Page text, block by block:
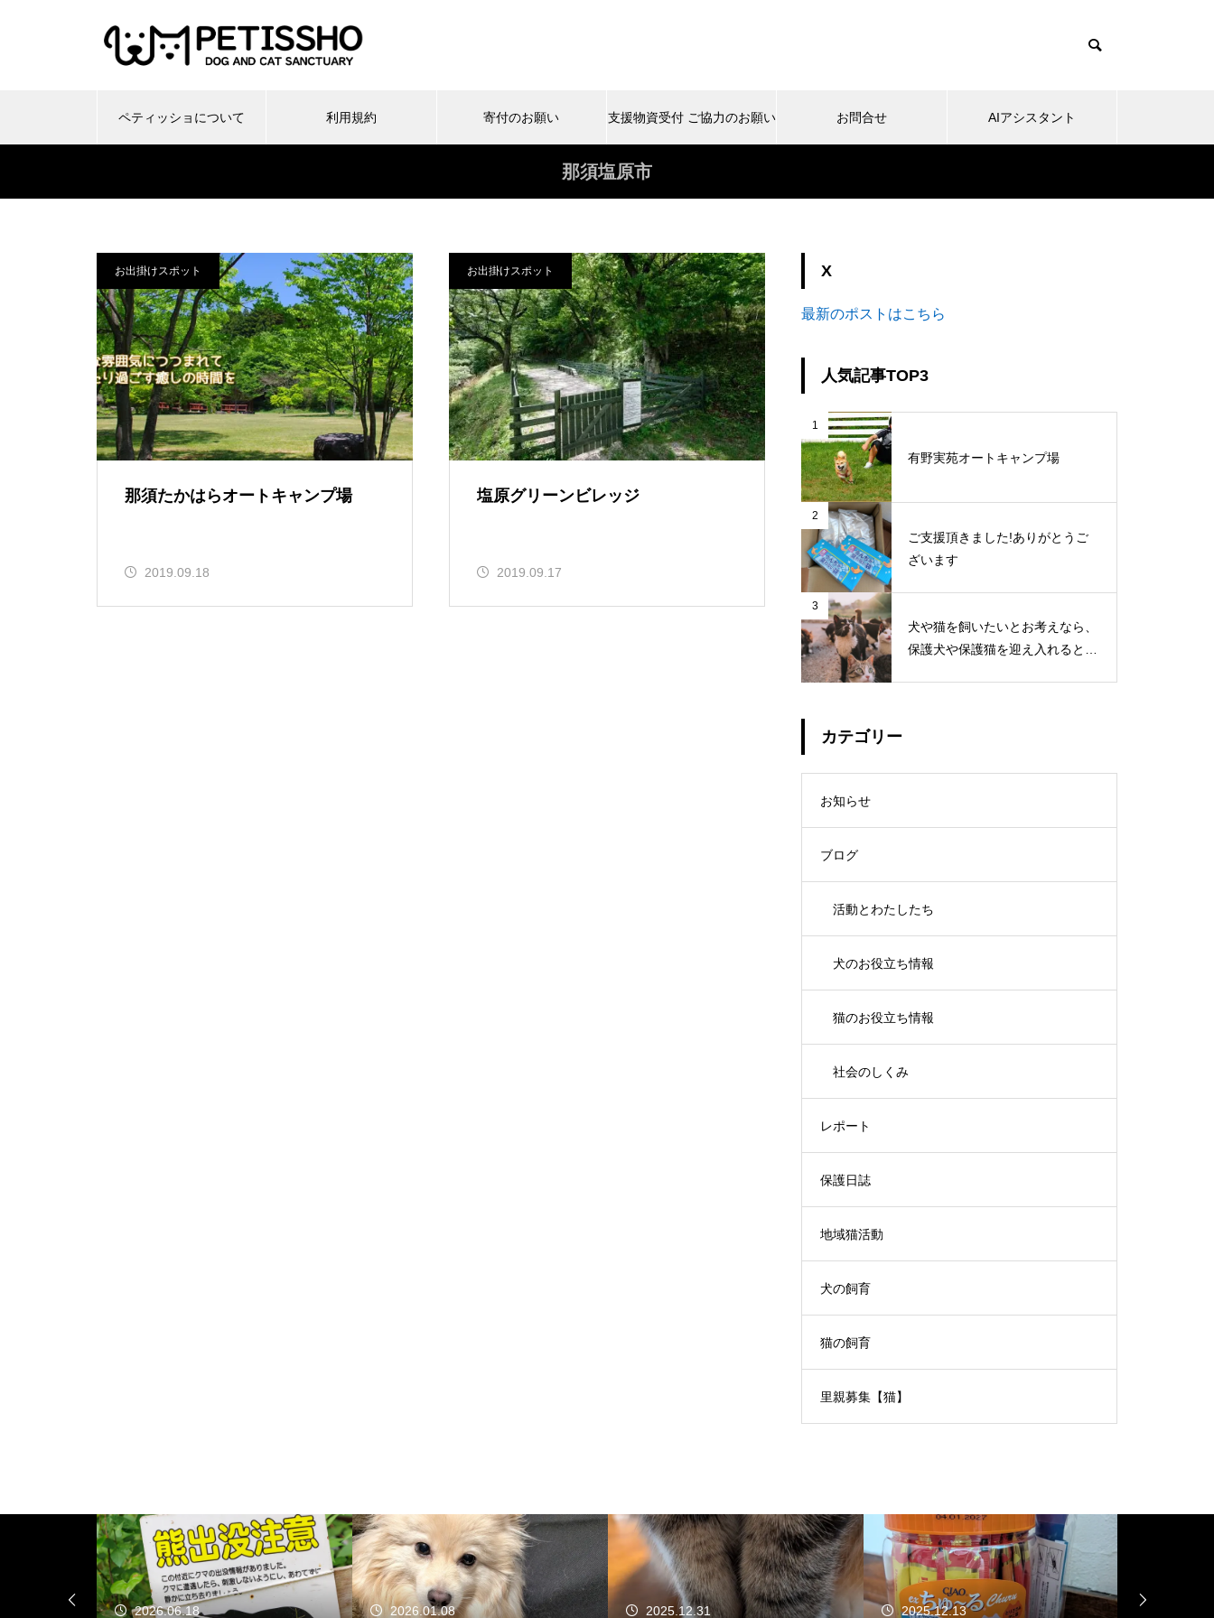
ペティッショについて 利用規約 寄付のお願い 支援物資受付 ご協力のお願い お問合せ AIアシスタント
那須塩原市
お出掛けスポット
那須たかはらオートキャンプ場
2019.09.18
お出掛けスポット
塩原グリーンビレッジ
2019.09.17
X
最新のポストはこちら
人気記事TOP3
1
有野実苑オートキャンプ場
2
ご支援頂きました!ありがとうご
ざいます
3
犬や猫を飼いたいとお考えなら、
保護犬や保護猫を迎え入れるとい
カテゴリー
お知らせ
ブログ
活動とわたしたち
犬のお役立ち情報
猫のお役立ち情報
社会のしくみ
レポート
保護日誌
地域猫活動
犬の飼育
猫の飼育
里親募集【猫】
2026.06.18 2026.01.08 2025.12.31 2025.12.13